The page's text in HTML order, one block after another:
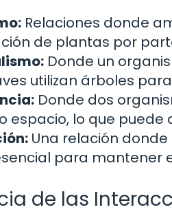
Relaciones donde
de plantas por
Donde un
utilizan árboles
Donde dos
espacio, lo que
Una relación
para mantener
de las